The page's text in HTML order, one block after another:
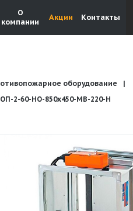
О
компании
Акции Контакты
оборудование
2-60-НО-850х450-МВ-220-Н